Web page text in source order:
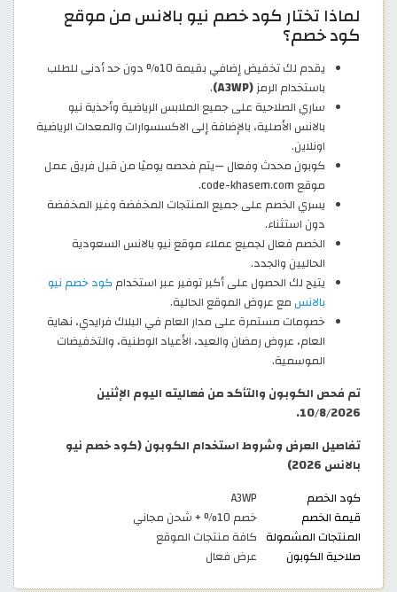
لماذا تختار كود خصم نيو بالانس من موقع
كود خصم؟
يقدم لك تخفيض إضافي بقيمة 10% دون حد أدنى للطلب
باستخدام الرمز(A3WP)
.
ساري الصلاحية على جميع الملابس الرياضية وأحذية نيو
بالانس الأصلية، بالإضافة إلى الاكسسوارات والمعدات الرياضية
اونلاين.
كوبون محدث وفعال —يتم فحصه يوميًا من قبل فريق عمل
موقع code-khasem.com.
يسري الخصم على جميع المنتجات المخفضة وغير المخفضة
دون استثناء.
الخصم فعال لجميع عملاء موقع نيو بالانس السعودية
الحاليين والجدد.
يتيح لك الحصول على أكبر توفير عبر استخدام كود خصم نيو
بالانسمع عروض الموقع الحالية.
خصومات مستمرة على مدار العام في البلاك فرايدي، نهاية
العام، عروض رمضان والعيد، الأعياد الوطنية، والتخفيضات
الموسمية.
تم فحص الكوبون والتأكد من فعاليته اليوم الإثنين
10/8/2026.
تفاصيل العرض وشروط استخدام الكوبون (كود خصم نيو
بالانس 2026)
كود الخصم
A3WP
قيمة الخصم
خصم 10% + شحن مجاني
المنتجات المشمولة كافة منتجات الموقع
صلاحية الكوبون
عرض فعال